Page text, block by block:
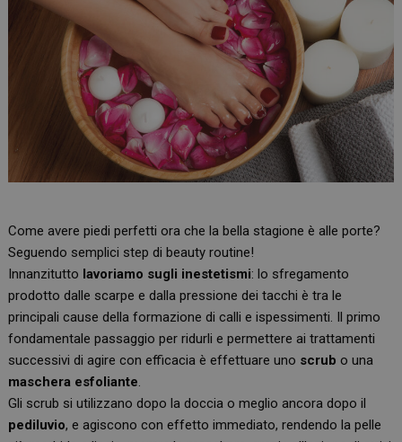
Come avere piedi perfetti ora che la bella stagione è alle porte?
Seguendo semplici step di beauty routine!
Innanzitutto lavoriamo sugli inestetismi: lo sfregamento
prodotto dalle scarpe e dalla pressione dei tacchi è tra le
principali cause della formazione di calli e ispessimenti. Il primo
fondamentale passaggio per ridurli e permettere ai trattamenti
successivi di agire con efficacia è effettuare uno scrub o una
maschera esfoliante.
Gli scrub si utilizzano dopo la doccia o meglio ancora dopo il
pediluvio, e agiscono con effetto immediato, rendendo la pelle